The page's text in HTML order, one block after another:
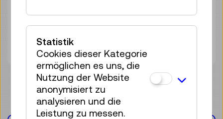
€ 5,50
Statistik
Cookies dieser Kategorie
ermöglichen es uns, die
Nutzung der Website
anonymisiert zu
analysieren und die
Leistung zu messen.